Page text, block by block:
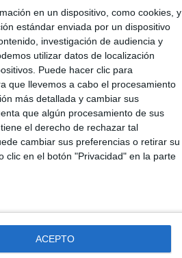
en un dispositivo, como cookies, y
estándar enviada por un dispositivo
investigación de audiencia y
utilizar datos de localización
Puede hacer clic para
que llevemos a cabo el procesamiento
más detallada y cambiar sus
que algún procesamiento de sus
el derecho de rechazar tal
cambiar sus preferencias o retirar su
clic en el botón "Privacidad" en la parte
ACEPTO
48
RIVALES
7
Paulo